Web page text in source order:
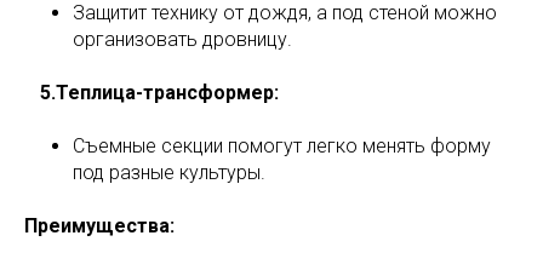
Защитит технику от дождя, а под стеной можно
организовать дровницу.
5.Теплица-трансформер:
Съемные секции помогут легко менять форму
под разные культуры.
Преимущества: